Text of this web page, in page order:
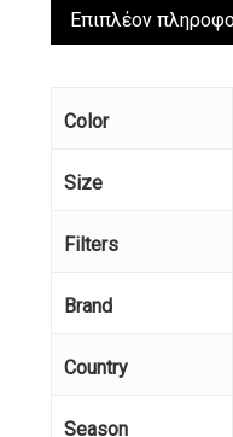
Επιπλέον
Color
Size
Filters
Brand
Country
Season